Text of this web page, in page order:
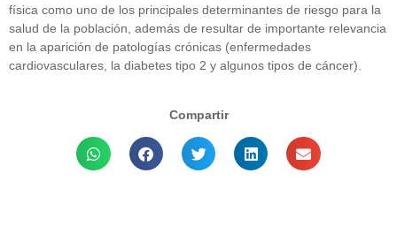
física como uno de los principales determinantes de riesgo para la
salud de la población, además de resultar de importante relevancia
en la aparición de patologías crónicas (enfermedades
cardiovasculares, la diabetes tipo 2 y algunos tipos de cáncer).
Compartir